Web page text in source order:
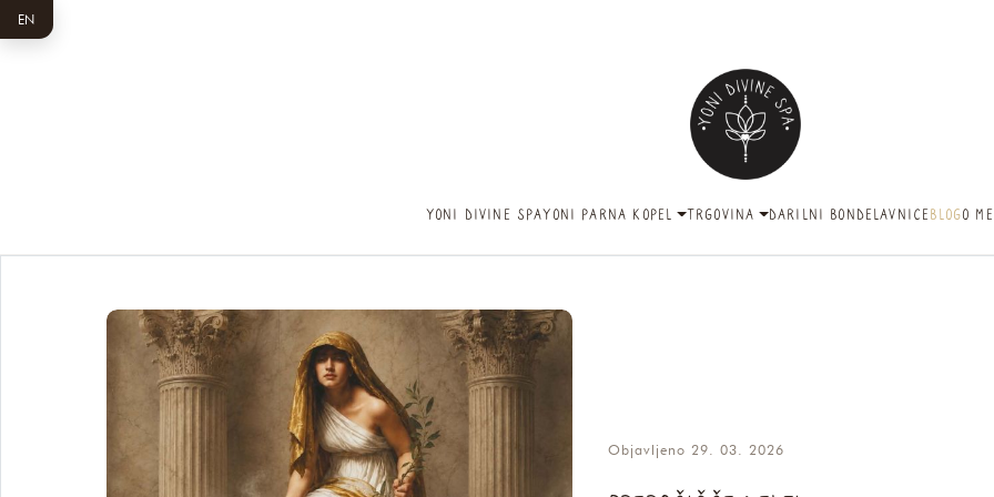
EN
YONI DIVINE SPAYONI PARNA KOPEL TRGOVINA DARILNI BONDELAVNICEBLOGO
Objavljeno 29. 03. 2026